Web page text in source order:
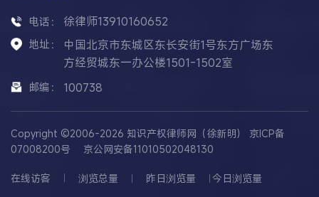
电话： 徐律师13910160652
地址：
中国北京市东城区东长安街1号东方广场东
方经贸城东一办公楼1501-1502室
邮编： 100738
Copyright ©2006-2026 知识产权律师网（徐新明） 京ICP备
07008200号
京公网安备11010502048130
在线访客 浏览总量 昨日浏览量 今日浏览量